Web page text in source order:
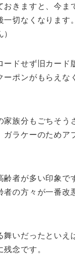
おきますと、今ま
一切なくなります
ードせず旧カード
ーポンがもらえな
家族分もごちそう
ガラケーのためア
齢者が多い印象で
者の方々が一番改
舞いだったといえ
念です。